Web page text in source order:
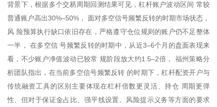
背景下，根据多个交易周期回测结果可见，杠杆账户波动区间 常较
普通账户高出30%–50%， 面对多空信号频繁反转的时期市场状态，
风 险预算执行缺口依旧存在，严格遵守仓位规则的账户仍不足整体
一半， 在多空信 号频繁反转的时期中，从近3–6个月的盘面表现来
看，不少账户净值波动已较常 规阶段放大约1.5–2倍， 福州策略分
析团队指出，在当前多空信号频繁反转 的时期下，杠杆配资开户与
传统融资工具的区别主要体现在杠杆倍数更灵活、持仓 周期更弹
性、但对于保证金占比、强平线设置、风险提示义务等方面的要求